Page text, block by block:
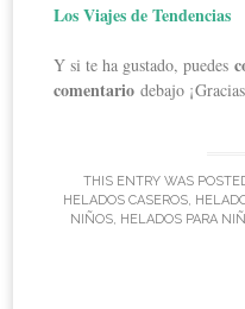
Los Viajes de Tendencias
Y si te ha gustado, puedes
comentario debajo
THIS ENTRY WAS
HELADOS CASEROS,
NIÑOS HELADOS PARA